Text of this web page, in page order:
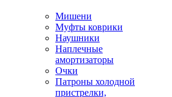
Мишени
Муфты коврики
Наушники
Наплечные
амортизаторы
Очки
Патроны холодной
пристрелки,